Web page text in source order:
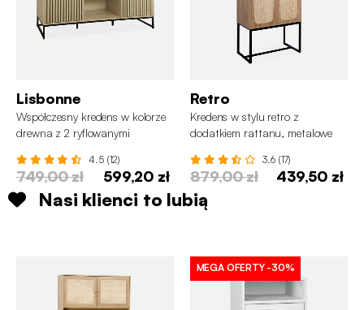
Lisbonne
Współczesny kredens w kolorze
drewna z 2 ryflowanymi
4.5 (12)
749,00 zł 599,20 zł
Retro
Kredens w stylu retro z
dodatkiem rattanu, metalowe
3.6 (17)
879,00 zł 439,50 zł
Nasi klienci to lubią
MEGA OFERTY -30%